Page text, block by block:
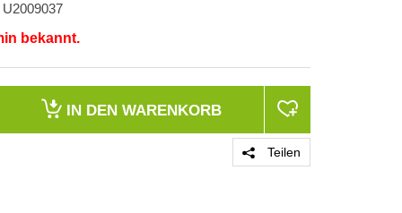
U2009037
bekannt.
IN DEN WARENKORB
Teilen